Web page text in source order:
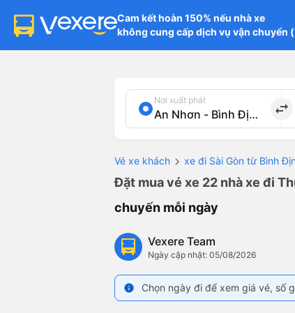
Cam kết hoàn 150% nếu nhà xe
không cung cấp dịch vụ vận chuyển
Nơi xuất phát
import_export
Vé xe khách xe đi Sài Gòn từ Bình
Đặt mua vé xe 22 nhà xe đi
chuyến mỗi ngày
Vexere Team
Ngày cập nhật: 05/08/2026
info Chọn ngày đi để xem giá vé, số